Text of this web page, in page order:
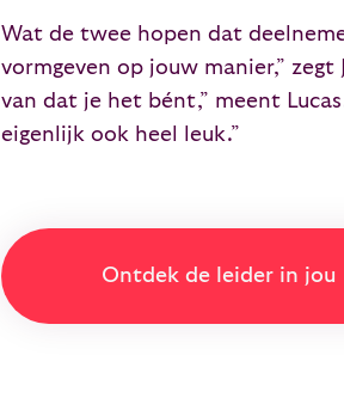
Wat de twee hopen dat
vormgeven op jouw manier,”
van dat je het bént,” meent
eigenlijk ook heel leuk.”
Ontdek de leider in jou